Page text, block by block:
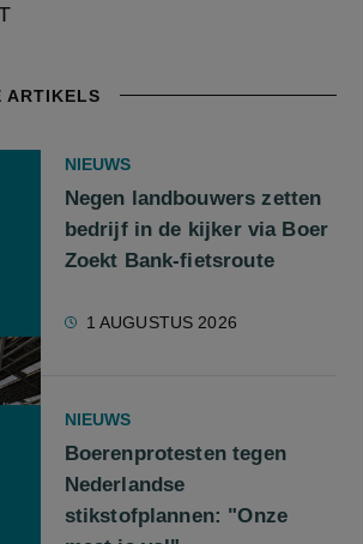
ARTIKELS
NIEUWS
Negen landbouwers zetten
bedrijf in de kijker via Boer
Zoekt Bank-fietsroute
1 AUGUSTUS 2026
NIEUWS
Boerenprotesten tegen
Nederlandse
stikstofplannen: "Onze